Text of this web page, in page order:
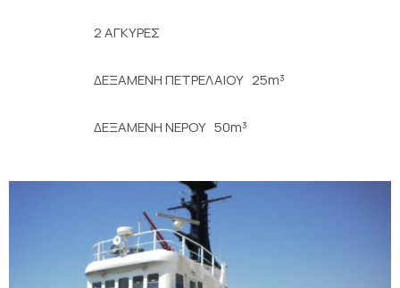
2 ΑΓΚΥΡΕΣ
ΔΕΞΑΜΕΝΗ ΠΕΤΡΕΛΑΙΟΥ 25m³
ΔΕΞΑΜΕΝΗ ΝΕΡΟΥ 50m³